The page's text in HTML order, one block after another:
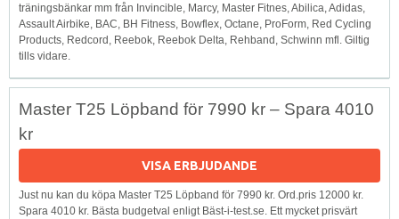
träningsbänkar mm från Invincible, Marcy, Master Fitnes, Abilica, Adidas,
Assault Airbike, BAC, BH Fitness, Bowflex, Octane, ProForm, Red Cycling
Products, Redcord, Reebok, Reebok Delta, Rehband, Schwinn mfl. Giltig
tills vidare.
Master T25 Löpband för 7990 kr – Spara 4010
kr
VISA ERBJUDANDE
Just nu kan du köpa Master T25 Löpband för 7990 kr. Ord.pris 12000 kr.
Spara 4010 kr. Bästa budgetval enligt Bäst-i-test.se. Ett mycket prisvärt